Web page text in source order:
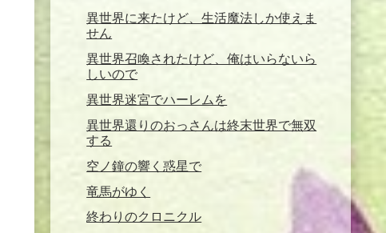
異世界に来たけど、生活魔法しか使えま
せん
異世界召喚されたけど、俺はいらないら
しいので
異世界迷宮でハーレムを
異世界還りのおっさんは終末世界で無双
する
空ノ鐘の響く惑星で
竜馬がゆく
終わりのクロニクル